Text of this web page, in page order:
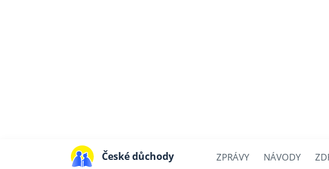
České důchody ZPRÁVY NÁVODY